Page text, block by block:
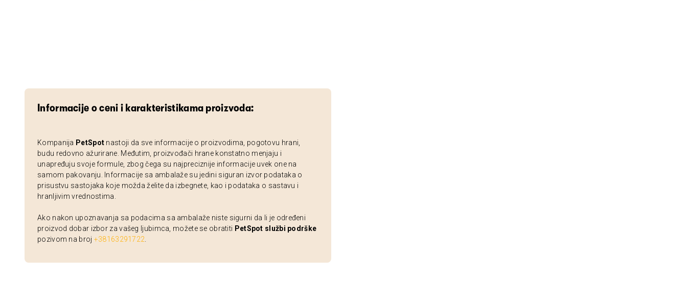
Informacije o ceni i karakteristikama proizvoda:
Kompanija PetSpot nastoji da sve informacije o proizvodima, pogotovu hrani,
budu redovno ažurirane. Međutim, proizvođači hrane konstatno menjaju i
unapređuju svoje formule, zbog čega su najpreciznije informacije uvek one na
samom pakovanju. Informacije sa ambalaže su jedini siguran izvor podataka o
prisustvu sastojaka koje možda želite da izbegnete, kao i podataka o sastavu i
hranljivim vrednostima.
Ako nakon upoznavanja sa podacima sa ambalaže niste sigurni da li je određeni
proizvod dobar izbor za vašeg ljubimca, možete se obratiti PetSpot službi podrške
pozivom na broj +38163291722